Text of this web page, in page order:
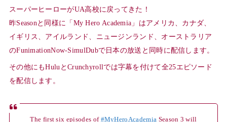
スーパーヒーローがUA高校に戻ってきた！
昨Seasonと同様に「My Hero Academia」はアメリカ、カナダ、
イギリス、アイルランド、ニュージンランド、オーストラリア
のFunimationNow-SimulDubで日本の放送と同時に配信します。
その他にもHuluとCrunchyrollでは字幕を付けて全25エピソード
を配信します。
The first six episodes of #MyHeroAcademia Season 3 will